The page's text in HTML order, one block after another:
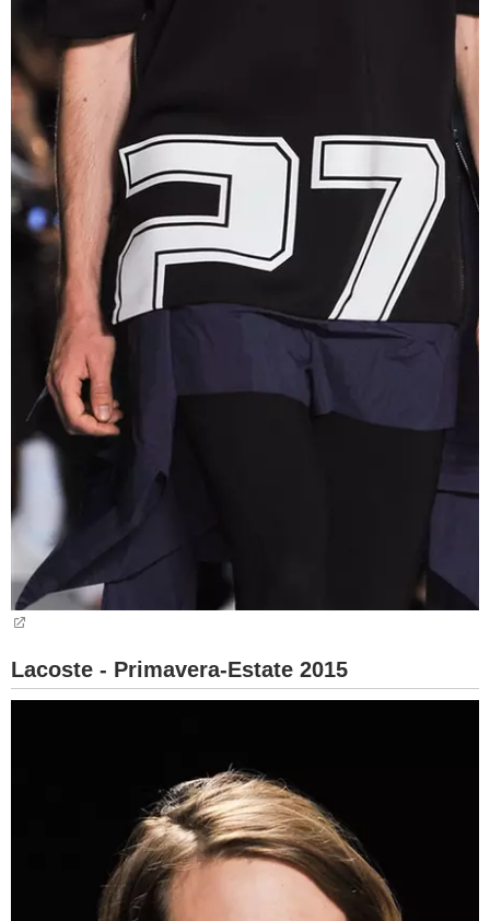
Lacoste - Primavera-Estate 2015